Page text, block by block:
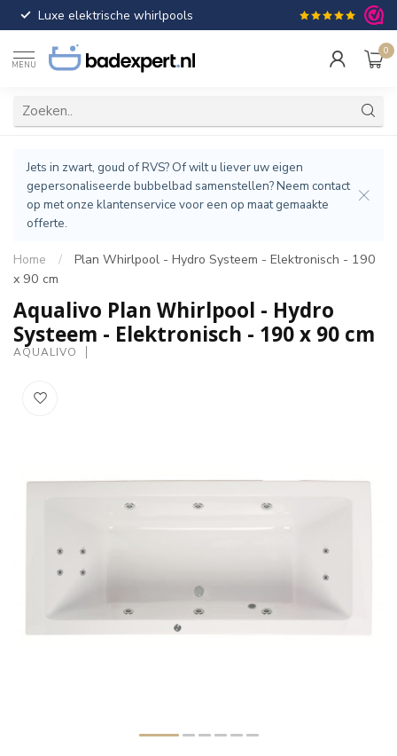
Luxe elektrische whirlpools Gratis
MENU
0
Jets in zwart, goud of RVS? Of wilt u liever uw eigen
gepersonaliseerde bubbelbad samenstellen? Neem contact
op met onze klantenservice voor een op maat gemaakte
offerte.
Home /
Plan Whirlpool - Hydro Systeem - Elektronisch - 190
x 90 cm
Aqualivo Plan Whirlpool - Hydro
Systeem - Elektronisch - 190 x 90 cm
AQUALIVO